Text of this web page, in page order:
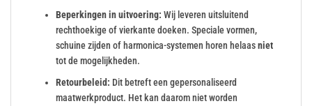
Beperkingen in uitvoering: Wij leveren uitsluitend
rechthoekige of vierkante doeken. Speciale vormen,
schuine zijden of harmonica-systemen horen helaasniet
tot de mogelijkheden.
Retourbeleid: Dit betreft een gepersonaliseerd
maatwerkproduct. Het kan daarom niet worden